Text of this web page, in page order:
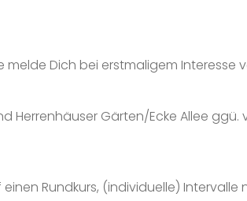
melde Dich bei erstmaligem Interesse
Herrenhäuser Gärten/Ecke Allee
Rundkurs, (individuelle) Intervalle